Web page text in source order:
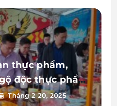
thực phẩm,
độc thực phẩm
thực phẩm
Tháng 2 20, 2025